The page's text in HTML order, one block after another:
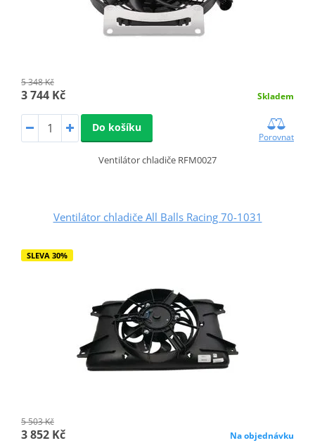
5 348 Kč
3 744 Kč Skladem
Do košíku
Porovnat
Ventilátor chladiče RFM0027
Ventilátor chladiče All Balls Racing 70-1031
SLEVA 30%
5 503 Kč
3 852 Kč Na objednávku